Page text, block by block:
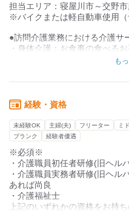
利用者様・ご家族・地域の皆さ
信頼され続ける存在を目指して
これからも、
“支える側”として誇りを持てる
一緒に担ってくださる仲間を
【魅力ポイント】
金髪などもOK！
自分らしさを大切にしながら働
◆ DX化を推進中
出退勤管理や各種申請はすべて
スマホで完結でき、事務負担を
◆ 託児所完備（法人運営の保
子育てと仕事を両立できる体制
担当エリア：寝屋川市～交野市
※バイクまたは軽自動車使用（
●訪問介護業務における介護サ
・身体介護：お食事の食べる
い、移動介助、排せつ介助、整
者の補助業務
・簡単な事務作業
ご家庭の事情を考慮します。
実務経験は不問です！
法人独自の指導プログラムに
丁寧にお教えします！
も
経験・資格
未経験OK 主婦(夫) フリーター ミ
ブランク
経験者優遇
※必須※
・介護職員初任者研修(旧ヘル
・介護職員実務者研修(旧ヘル
あれば尚良
・介護福祉士
上記のいずれかの資格をお持